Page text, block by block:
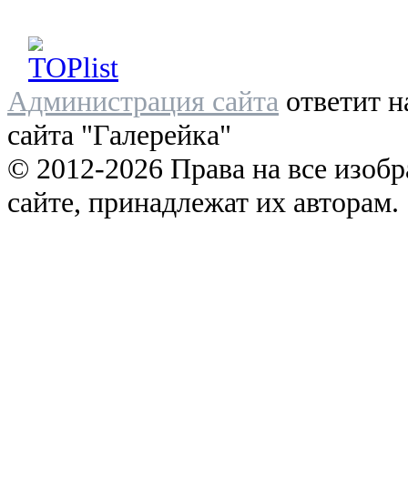
Администрация сайта ответит
сайта "Галерейка"
© 2012-2026 Права на все
сайте, принадлежат их авторам.